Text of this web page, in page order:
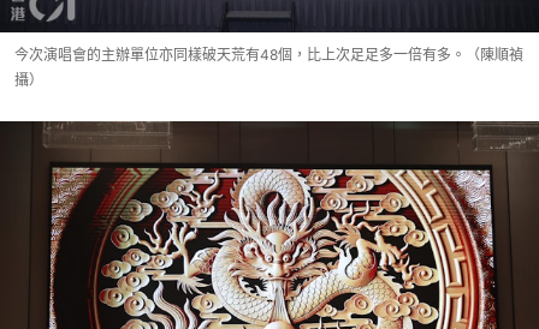
今次演唱會的主辦單位亦同樣破天荒有48個，比上次足足多一倍有多。（陳順禎
攝）